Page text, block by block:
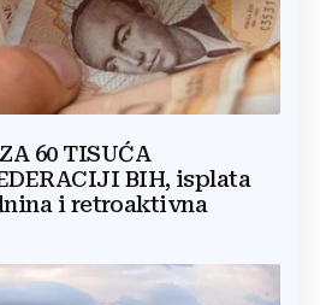
60 TISUĆA
BIH, isplata
i retroaktivna